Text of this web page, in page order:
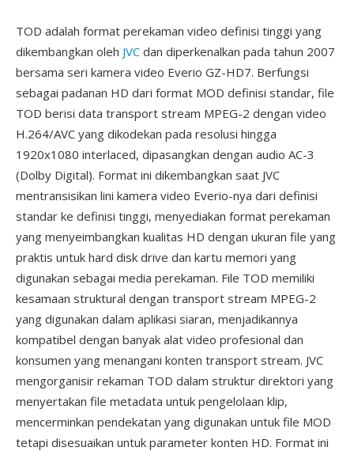
TOD adalah format perekaman video definisi tinggi yang
dikembangkan oleh JVC dan diperkenalkan pada tahun 2007
bersama seri kamera video Everio GZ-HD7. Berfungsi
sebagai padanan HD dari format MOD definisi standar, file
TOD berisi data transport stream MPEG-2 dengan video
H.264/AVC yang dikodekan pada resolusi hingga
1920x1080 interlaced, dipasangkan dengan audio AC-3
(Dolby Digital). Format ini dikembangkan saat JVC
mentransisikan lini kamera video Everio-nya dari definisi
standar ke definisi tinggi, menyediakan format perekaman
yang menyeimbangkan kualitas HD dengan ukuran file yang
praktis untuk hard disk drive dan kartu memori yang
digunakan sebagai media perekaman. File TOD memiliki
kesamaan struktural dengan transport stream MPEG-2
yang digunakan dalam aplikasi siaran, menjadikannya
kompatibel dengan banyak alat video profesional dan
konsumen yang menangani konten transport stream. JVC
mengorganisir rekaman TOD dalam struktur direktori yang
menyertakan file metadata untuk pengelolaan klip,
mencerminkan pendekatan yang digunakan untuk file MOD
tetapi disesuaikan untuk parameter konten HD. Format ini